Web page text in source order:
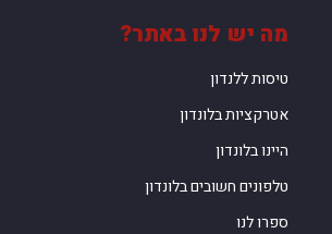
מה יש לנו באתר?
טיסות ללנדון
אטרקציות בלונדון
היינו בלונדון
טלפונים חשובים בלונדון
ספרו לנו